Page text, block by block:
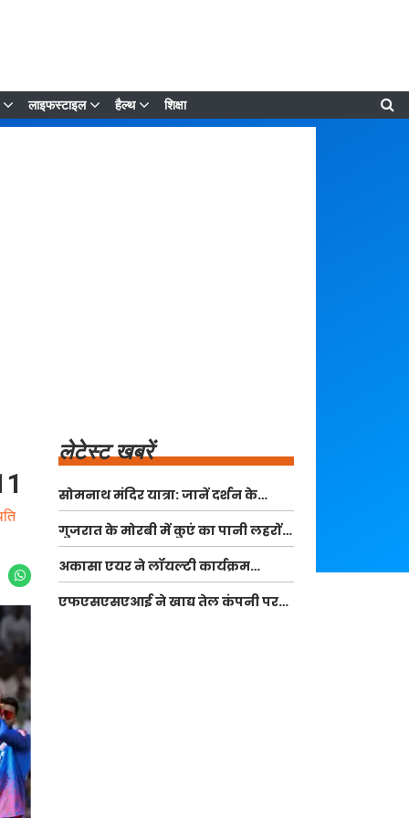
लाइफस्टाइल हैल्थ शिक्षा
लेटेस्ट खबरें
सोमनाथ मंदिर यात्रा: जानें दर्शन के
नियम और पहुंचने के तरीके
गुजरात के मोरबी में कुएं का पानी लहरों
की तरह उछल रहा है, जानें इसके पीछे की
वजहें
अकासा एयर ने लॉयल्टी कार्यक्रम
'अकासा एलीवेट' की शुरुआत की
एफएसएसएआई ने खाद्य तेल कंपनी पर